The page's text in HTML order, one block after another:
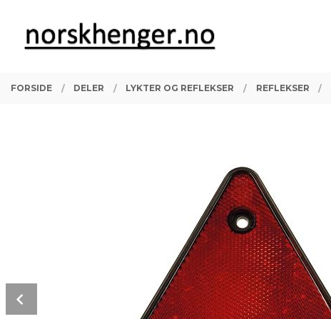
innholdet
PRODUKTER
FORSIDE DELER LYKTER OG REFLEKSER REFLEKSER